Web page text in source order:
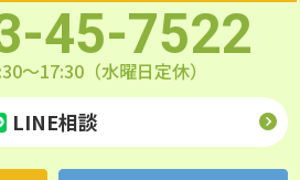
45-7522
～17:30（水曜日定休）
LINE相談